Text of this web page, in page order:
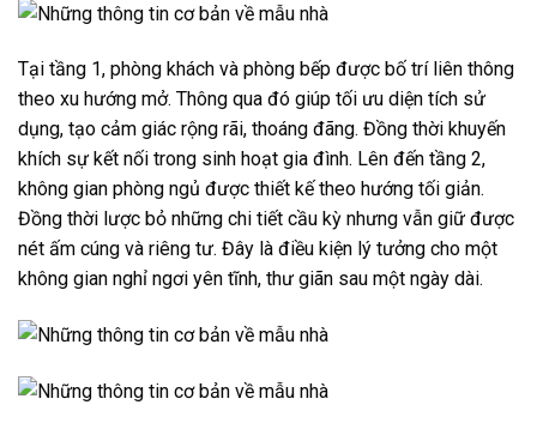
Tại tầng 1, phòng khách và phòng bếp được bố trí liên thông
theo xu hướng mở. Thông qua đó giúp tối ưu diện tích sử
dụng, tạo cảm giác rộng rãi, thoáng đãng. Đồng thời khuyến
khích sự kết nối trong sinh hoạt gia đình. Lên đến tầng 2,
không gian phòng ngủ được thiết kế theo hướng tối giản.
Đồng thời lược bỏ những chi tiết cầu kỳ nhưng vẫn giữ được
nét ấm cúng và riêng tư. Đây là điều kiện lý tưởng cho một
không gian nghỉ ngơi yên tĩnh, thư giãn sau một ngày dài.